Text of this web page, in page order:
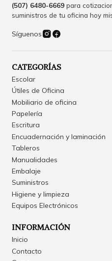
(507) 6480-6669 para
suministros de tu oficina hoy
Síguenos
CATEGORÍAS
Escolar
Útiles de Oficina
Mobiliario de oficina
Papelería
Escritura
Encuadernación y laminación
Tableros
Manualidades
Embalaje
Suministros
Higiene y limpieza
Equipos Electrónicos
INFORMACIÓN
Inicio
Contacto